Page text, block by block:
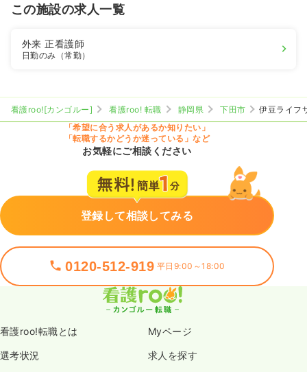
この施設の求人一覧
外来正看護師
日勤のみ（常勤）
看護roo![カンゴルー] 看護roo! 転職 静岡県 下田市
伊豆ライフ
「希望に合う求人があるか知りたい」
「転職するかどうか迷っている」など
お気軽にご相談ください
登録して相談してみる
0120-512-919 平日9:00～18:00
看護roo!転職とは Myページ
選考状況 求人を探す